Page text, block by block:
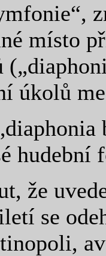
místo
úkolů
hudební
že
se